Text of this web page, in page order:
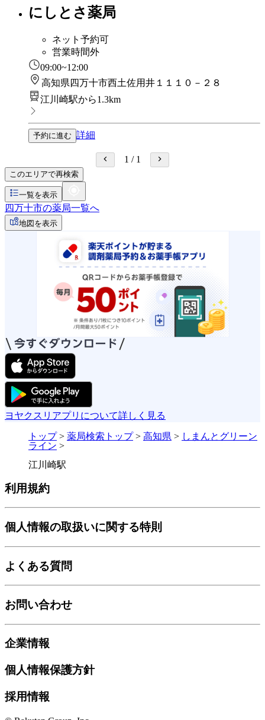
にしとさ薬局
ネット予約可
営業時間外
09:00~12:00
高知県四万十市西土佐用井１１１０－２８
江川崎駅から1.3km
予約に進む 詳細
1 / 1
このエリアで再検索
一覧を表示
四万十市の薬局一覧へ
地図を表示
ヨヤクスリアプリについて詳しく見る
トップ> 薬局検索トップ> 高知県 > しまんとグリーン
ライン >
江川崎駅
利用規約
個人情報の取扱いに関する特則
よくある質問
お問い合わせ
企業情報
個人情報保護方針
採用情報